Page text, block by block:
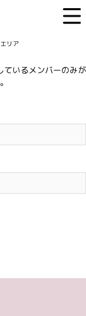
リア
ているメンバーのみが